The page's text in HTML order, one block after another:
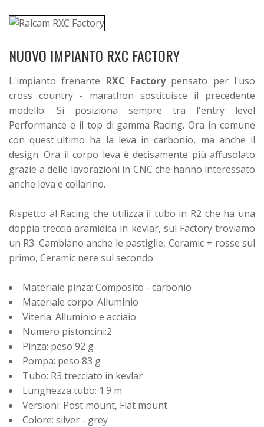
NUOVO IMPIANTO RXC FACTORY
L'impianto frenante RXC Factorypensato per l'uso
cross country - marathon sostituisce il precedente
modello. Si posiziona sempre tra l'entry level
Performance e il top di gamma Racing. Ora in comune
con quest'ultimo ha la leva in carbonio, ma anche il
design. Ora il corpo leva è decisamente più affusolato
grazie a delle lavorazioni in CNC che hanno interessato
anche leva e collarino.
Rispetto al Racing che utilizza il tubo in R2 che ha una
doppia treccia aramidica in kevlar, sul Factory troviamo
un R3. Cambiano anche le pastiglie, Ceramic + rosse sul
primo, Ceramic nere sul secondo.
Materiale pinza: Composito - carbonio
Materiale corpo: Alluminio
Viteria: Alluminio e acciaio
Numero pistoncini:2
Pinza: peso 92 g
Pompa: peso 83 g
Tubo: R3 trecciato in kevlar
Lunghezza tubo: 1.9 m
Versioni: Post mount, Flat mount
Colore: silver - grey